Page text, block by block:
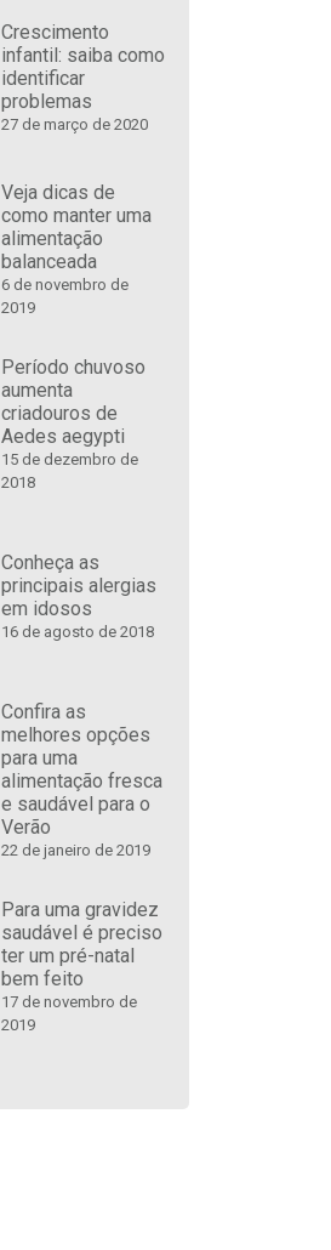
Crescimento
infantil: saiba como
identificar
problemas
27 de março de 2020
Veja dicas de
como manter uma
alimentação
balanceada
6 de novembro de
2019
Período chuvoso
aumenta
criadouros de
Aedes aegypti
15 de dezembro de
2018
Conheça as
principais alergias
em idosos
16 de agosto de 2018
Confira as
melhores opções
para uma
alimentação fresca
e saudável para o
Verão
22 de janeiro de 2019
Para uma gravidez
saudável é preciso
ter um pré-natal
bem feito
17 de novembro de
2019